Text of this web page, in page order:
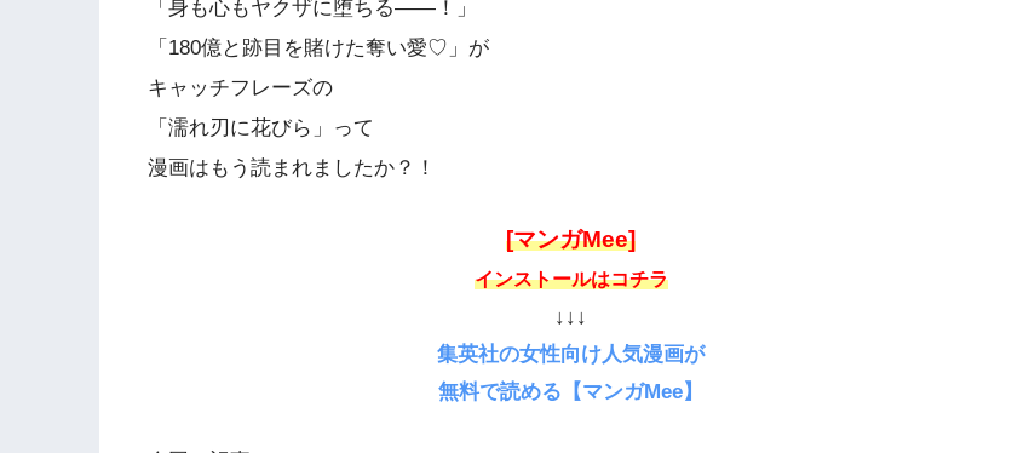
「身も心もヤクザに堕ちる——！」
「180億と跡目を賭けた奪い愛♡」が
キャッチフレーズの
「濡れ刃に花びら」って
漫画はもう読まれましたか？！
[マンガMee]
インストールはコチラ
↓↓↓
集英社の女性向け人気漫画が
無料で読める【マンガMee】